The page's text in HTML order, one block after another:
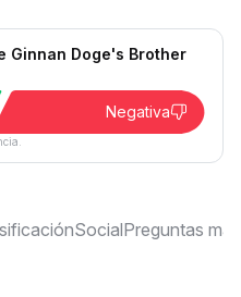
Ginnan Doge's Brother
Negativa
SocialPreguntas